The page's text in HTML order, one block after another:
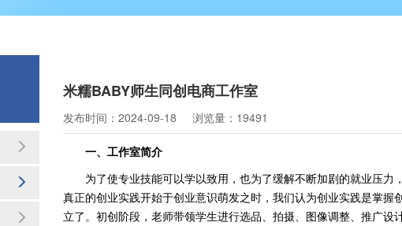
米糯BABY师生同创电商工作室
发布时间：2024-09-18 浏览量：19491
一、工作室简介
为了使专业技能可以学以致用，也为了缓解不断加剧的就业压
真正的创业实践开始于创业意识萌发之时，我们认为创业实践是掌
立了。初创阶段，老师带领学生进行选品、拍摄、图像调整、推广